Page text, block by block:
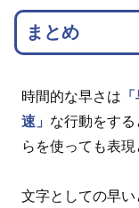
まとめ
時間的な早さは
速」 な行動をす
らを使っても表
文字としての早